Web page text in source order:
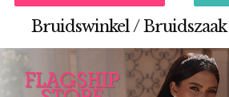
Bruidswinkel /